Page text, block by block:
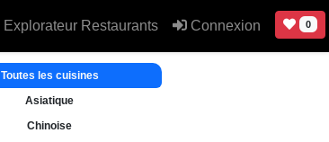
Explorateur Restaurants Connexion 0
Toutes les cuisines
Asiatique
Chinoise